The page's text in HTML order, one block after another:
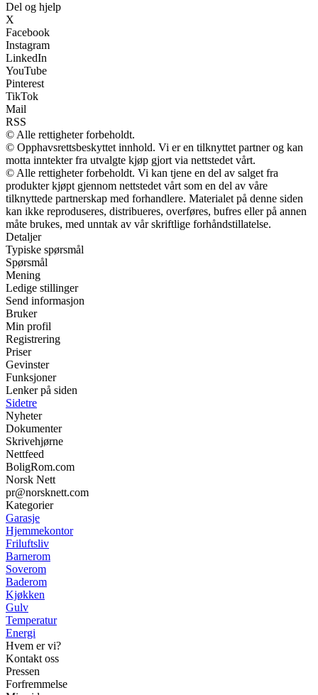
Del og hjelp
X
Facebook
Instagram
LinkedIn
YouTube
Pinterest
TikTok
Mail
RSS
© Alle rettigheter forbeholdt.
© Opphavsrettsbeskyttet innhold. Vi er en tilknyttet partner og kan
motta inntekter fra utvalgte kjøp gjort via nettstedet vårt.
© Alle rettigheter forbeholdt. Vi kan tjene en del av salget fra
produkter kjøpt gjennom nettstedet vårt som en del av våre
tilknyttede partnerskap med forhandlere. Materialet på denne siden
kan ikke reproduseres, distribueres, overføres, bufres eller på annen
måte brukes, med unntak av vår skriftlige forhåndstillatelse.
Detaljer
Typiske spørsmål
Spørsmål
Mening
Ledige stillinger
Send informasjon
Bruker
Min profil
Registrering
Priser
Gevinster
Funksjoner
Lenker på siden
Sidetre
Nyheter
Dokumenter
Skrivehjørne
Nettfeed
BoligRom.com
Norsk Nett
pr@norsknett.com
Kategorier
Garasje
Hjemmekontor
Friluftsliv
Barnerom
Soverom
Baderom
Kjøkken
Gulv
Temperatur
Energi
Hvem er vi?
Kontakt oss
Pressen
Forfremmelse